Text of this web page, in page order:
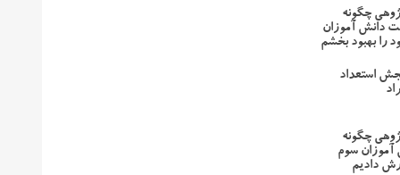
چگونه
دانش آموزان
را بهبود بخشم
استعداد
چگونه
آموزان سوم
دادیم